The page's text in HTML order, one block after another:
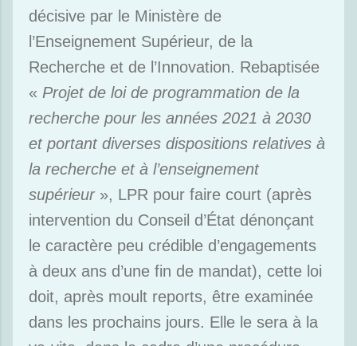
décisive par le Ministère de
l’Enseignement Supérieur, de la
Recherche et de l’Innovation. Rebaptisée
« Projet de loi de programmation de la
recherche pour les années 2021 à 2030
et portant diverses dispositions relatives à
la recherche et à l’enseignement
supérieur», LPR pour faire court (après
intervention du Conseil d’État dénonçant
le caractère peu crédible d’engagements
à deux ans d’une fin de mandat), cette loi
doit, après moult reports, être examinée
dans les prochains jours. Elle le sera à la